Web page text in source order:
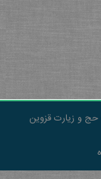
و زیارت قزوین